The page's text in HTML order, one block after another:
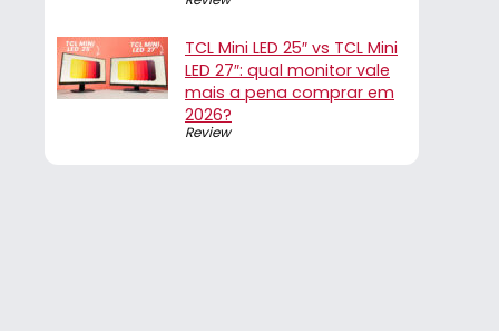
TCL Mini LED 25″ vs TCL Mini
LED 27″: qual monitor vale
mais a pena comprar em
2026?
Review